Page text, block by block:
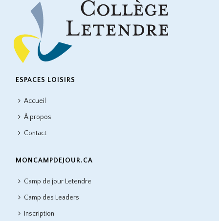
ESPACES LOISIRS
Accueil
À propos
Contact
MONCAMPDEJOUR.CA
Camp de jour Letendre
Camp des Leaders
Inscription